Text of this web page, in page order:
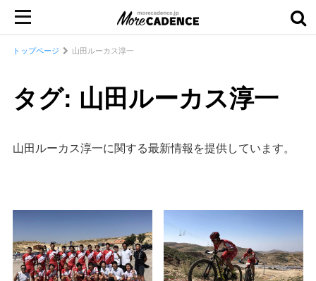
トップページ 山田ルーカス淳一
タグ: 山田ルーカス淳一
山田ルーカス淳一に関する最新情報を提供しています。